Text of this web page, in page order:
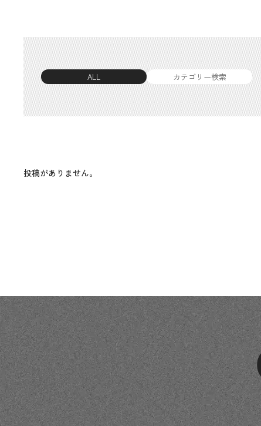
ALL カテゴリー検索
投稿がありません。